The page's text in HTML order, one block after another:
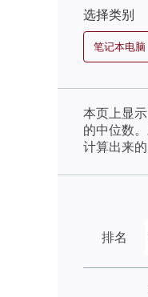
选择类别
笔记本电脑
本页上显
的中位数
计算出来的
排名